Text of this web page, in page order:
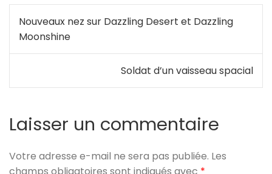
Navigation
de
Nouveaux nez sur Dazzling Desert et Dazzling
Moonshine
Soldat d’un vaisseau spacial
Laisser un commentaire
Votre adresse e-mail ne sera pas publiée. Les